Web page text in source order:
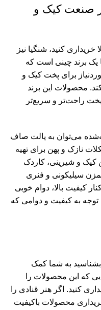
در صنعت کیک و
خریداری کنید، شنگیا نیز
برند چینی است که
برای پخت کیک و
محصولات این برند
پخت راحت‌تر و سریع‌تر
می‌توان به پالت صاف
نازک و پهن برای تهیه
کیک و شیرینی، کاردک
سیلیکونی و فنری
کیفیت بالا، دوام خوبی
توجه به کیفیت و دوامی که
بشناسید به شما کمک
که این محصولات را
کنید. اگر هنر قنادی را
محصولات باکیفیت